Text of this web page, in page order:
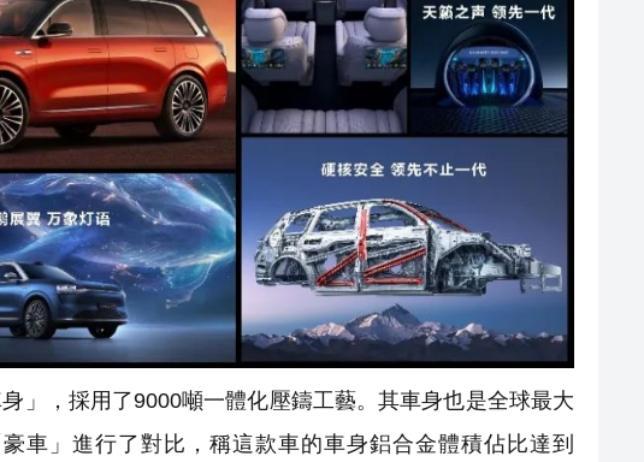
」，採用了9000噸一體化壓鑄工藝。其車身也是全球最大
車」進行了對比，稱這款車的車身鋁合金體積佔比達到